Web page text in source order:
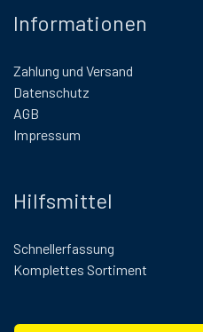
Informationen
Zahlung und Versand
Datenschutz
AGB
Impressum
Hilfsmittel
Schnellerfassung
Komplettes Sortiment